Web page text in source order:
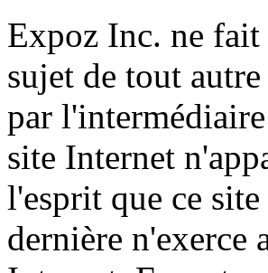
Expoz Inc. ne fait
sujet de tout
par
site Internet
l'esprit que ce
dernière n'exerce